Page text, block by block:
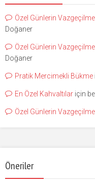
Özel Günlerin
Doğaner
Özel Günlerin
Doğaner
Pratik Mercimekli Bükme
En Özel Kahvaltılar için
Özel Günlerin
Öneriler